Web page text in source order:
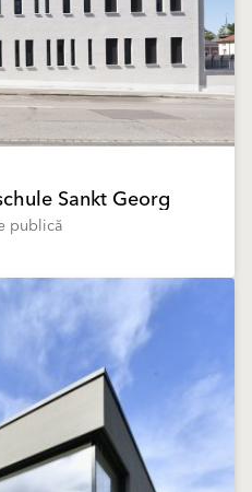
Sankt Georg
publică